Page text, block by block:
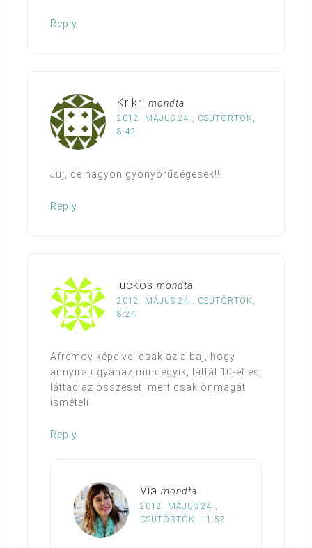
Reply
Krikri mondta
2012. MÁJUS 24., CSÜTÖRTÖK,
8:42
Juj, de nagyon gyönyörűségesek!!!
Reply
luckos mondta
2012. MÁJUS 24., CSÜTÖRTÖK,
8:24
Afremov képeivel csak az a baj, hogy
annyira ugyanaz mindegyik, láttál 10-et és
láttad az összeset, mert csak önmagát
ismételi.
Reply
Via mondta
2012. MÁJUS 24.,
CSÜTÖRTÖK, 11:52